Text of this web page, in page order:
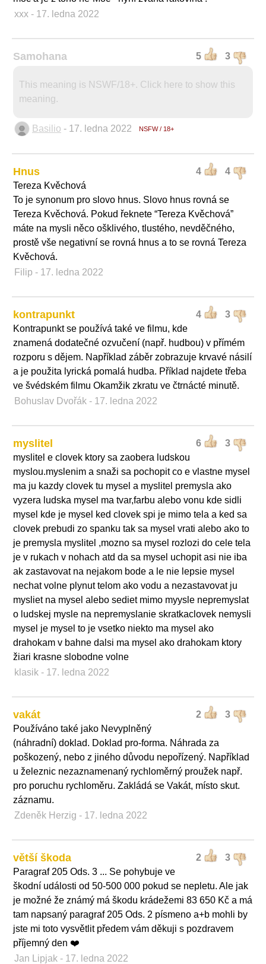
xxx - 17. ledna 2022
5 3
Samohana
This meaning is NSWF/18+. Click here to show this
meaning.
Basilio - 17. ledna 2022 NSFW / 18+
4 4
Hnus
Tereza Kvěchová
To je synonum pro slovo hnus. Slovo hnus rovná se
Tereza Kvěchová. Pokud řeknete “Tereza Kvěchová”
máte na mysli něco ošklivého, tlustého, nevděčného,
prostě vše negativní se rovná hnus a to se rovná Tereza
Kvěchová.
Filip - 17. ledna 2022
4 3
kontrapunkt
Kontrapunkt se používá také ve filmu, kde
znamená dodatečné ozvučení (např. hudbou) v přímém
rozporu s dějem. Například záběr zobrazuje krvavé násilí
a je použita lyrická pomalá hudba. Příklad najdete třeba
ve švédském filmu Okamžik zkratu ve čtrnácté minutě.
Bohuslav Dvořák - 17. ledna 2022
6 3
myslitel
myslitel e clovek ktory sa zaobera ludskou
myslou.myslenim a snaži sa pochopit co e vlastne mysel
ma ju kazdy clovek tu mysel a myslitel premysla ako
vyzera ludska mysel ma tvar,farbu alebo vonu kde sidli
mysel kde je mysel ked clovek spi je mimo tela a ked sa
clovek prebudi zo spanku tak sa mysel vrati alebo ako to
je premysla myslitel ,mozno sa mysel rozlozi do cele tela
je v rukach v nohach atd da sa mysel uchopit asi nie iba
ak zastavovat na nejakom bode a le nie lepsie mysel
nechat volne plynut telom ako vodu a nezastavovat ju
mysliet na mysel alebo sediet mimo myysle nepremyslat
o ludskej mysle na nepremyslanie skratkaclovek nemysli
mysel je mysel to je vsetko niekto ma mysel ako
drahokam v bahne dalsi ma mysel ako drahokam ktory
žiari krasne slobodne volne
klasik - 17. ledna 2022
2 3
vakát
Používáno také jako Nevyplněný
(náhradní) doklad. Doklad pro-forma. Náhrada za
poškozený, nebo z jiného důvodu nepořízený. Například
u železnic nezaznamenaný rychloměrný proužek např.
pro poruchu rychloměru. Zakládá se Vakát, místo skut.
záznamu.
Zdeněk Herzig - 17. ledna 2022
2 3
větší škoda
Paragraf 205 Ods. 3 ... Se pohybuje ve
škodní události od 50-500 000 pokud se nepletu. Ale jak
je možné že známý má škodu krádežemi 83 650 Kč a má
tam napsaný paragraf 205 Ods. 2 písmeno a+b mohli by
jste mi toto vysvětlit předem vám děkuji s pozdravem
příjemný den ❤️
Jan Lipjak - 17. ledna 2022